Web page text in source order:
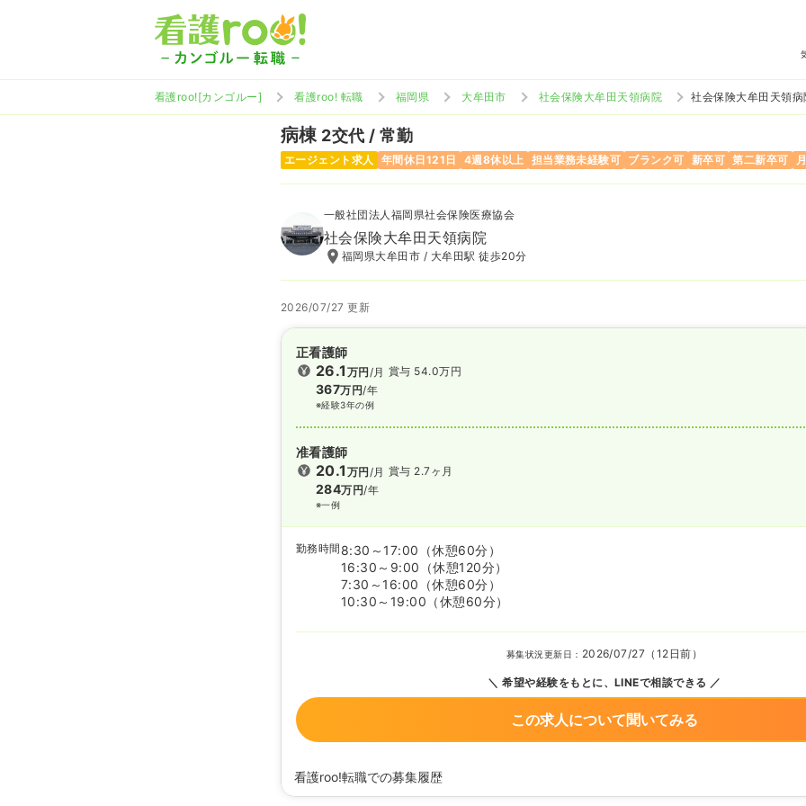
看護roo![カンゴルー] 看護roo! 転職 福岡県 大牟田市 社会保険大牟田天領病院 社会保険大牟田天領
病棟 2交代 / 常勤
エージェント求人 年間休日121日 4週8休以上 担当業務未経験可 ブランク可 新卒可 第二新卒可
一般社団法人福岡県社会保険医療協会
社会保険大牟田天領病院
福岡県大牟田市 / 大牟田駅 徒歩20分
2026/07/27 更新
正看護師
26.1 万円/月
367万円/年
※経験3年の例
賞与 54.0万円
准看護師
20.1 万円/月
284万円/年
※一例
賞与 2.7ヶ月
勤務時間 8:30～17:00
（休憩60分）
16:30～9:00
（休憩120分）
7:30～16:00
（休憩60分）
10:30～19:00 （休憩60分）
募集状況更新日： 2026/07/27（12日前）
希望や経験をもとに、LINEで相談できる
この求人について聞いてみる
看護roo!転職での募集履歴